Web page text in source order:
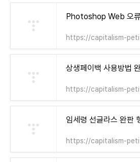
https://capitalism-
https://capitalism-
https://capitalism-